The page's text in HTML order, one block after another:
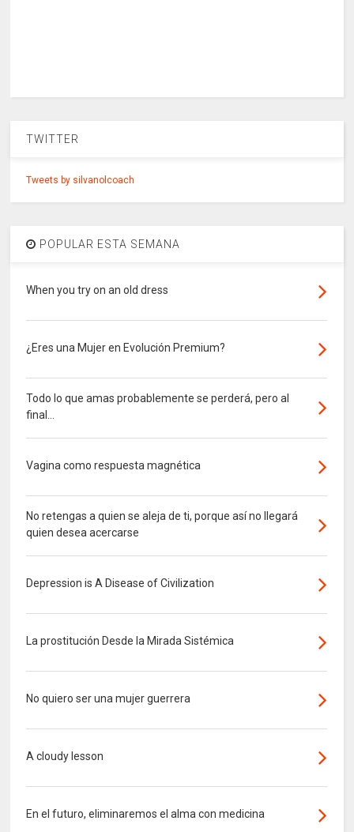
TWITTER
Tweets by silvanolcoach
POPULAR ESTA SEMANA
When you try on an old dress
¿Eres una Mujer en Evolución Premium?
Todo lo que amas probablemente se perderá, pero al
final...
Vagina como respuesta magnética
No retengas a quien se aleja de ti, porque así no llegará
quien desea acercarse
Depression is A Disease of Civilization
La prostitución Desde la Mirada Sistémica
No quiero ser una mujer guerrera
A cloudy lesson
En el futuro, eliminaremos el alma con medicina